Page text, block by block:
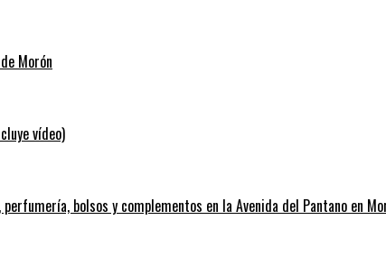
Morón
vídeo)
bolsos y complementos en la Avenida del Pantano en